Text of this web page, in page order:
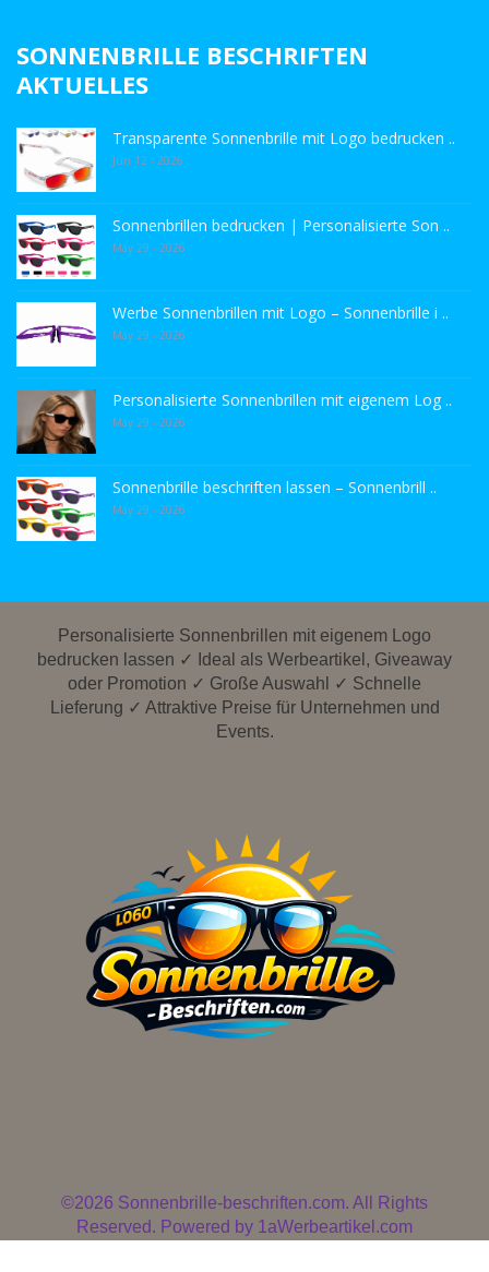
SONNENBRILLE BESCHRIFTEN
AKTUELLES
Transparente Sonnenbrille mit Logo bedrucken ..
Jun 12 - 2026
Sonnenbrillen bedrucken | Personalisierte Son ..
May 29 - 2026
Werbe Sonnenbrillen mit Logo – Sonnenbrille i ..
May 29 - 2026
Personalisierte Sonnenbrillen mit eigenem Log ..
May 29 - 2026
Sonnenbrille beschriften lassen – Sonnenbrill ..
May 29 - 2026
Personalisierte Sonnenbrillen mit eigenem Logo
bedrucken lassen ✓ Ideal als Werbeartikel, Giveaway
oder Promotion ✓ Große Auswahl ✓ Schnelle
Lieferung ✓ Attraktive Preise für Unternehmen und
Events.
©2026 Sonnenbrille-beschriften.com. All Rights
Reserved. Powered by 1aWerbeartikel.com